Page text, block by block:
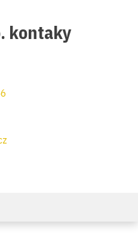
kontaky